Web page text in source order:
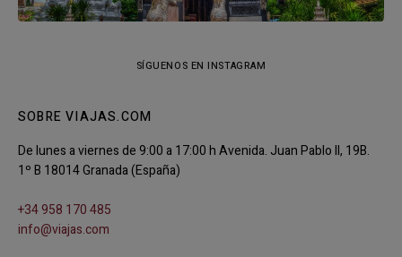
SÍGUENOS EN INSTAGRAM
SOBRE VIAJAS.COM
De lunes a viernes de 9:00 a 17:00 h Avenida. Juan Pablo II, 19B.
1º B 18014 Granada (España)
+34 958 170 485
info@viajas.com